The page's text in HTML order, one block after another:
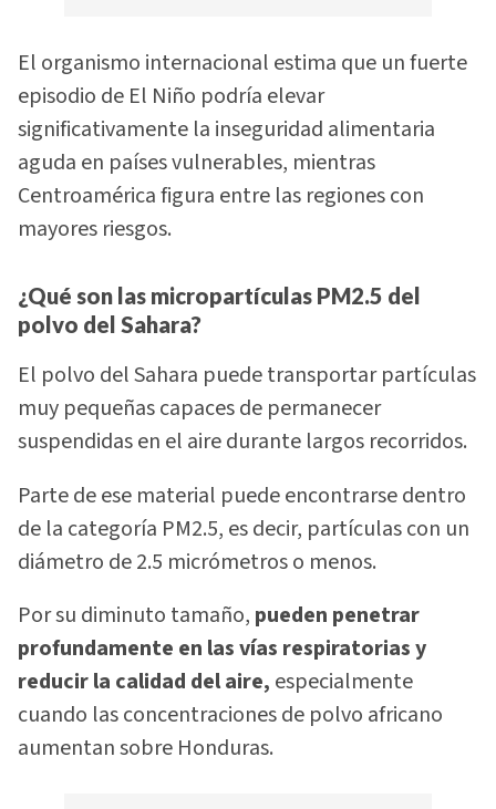
El organismo internacional estima que un fuerte
episodio de El Niño podría elevar
significativamente la inseguridad alimentaria
aguda en países vulnerables, mientras
Centroamérica figura entre las regiones con
mayores riesgos.
¿Qué son las micropartículas PM2.5 del
polvo del Sahara?
El polvo del Sahara puede transportar partículas
muy pequeñas capaces de permanecer
suspendidas en el aire durante largos recorridos.
Parte de ese material puede encontrarse dentro
de la categoría PM2.5, es decir, partículas con un
diámetro de 2.5 micrómetros o menos.
Por su diminuto tamaño, pueden penetrar
profundamente en las vías respiratorias y
reducir la calidad del aire, especialmente
cuando las concentraciones de polvo africano
aumentan sobre Honduras.